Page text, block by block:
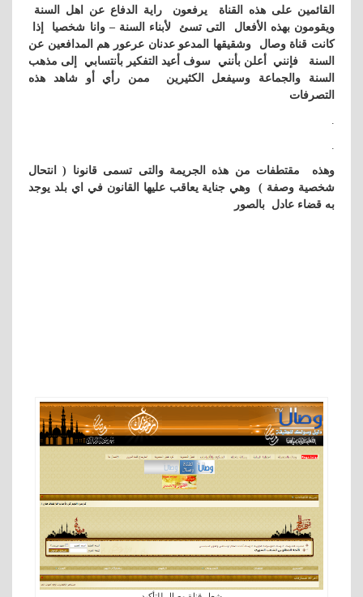
القائمين على هذه القناة يرفعون راية الدفاع عن اهل السنة
ويقومون بهذه الأفعال التى تسئ لأبناء السنة – وانا شخصيا إذا
كانت قناة وصال وشقيقها المدعو عدنان عرعور هم المدافعين عن
السنة فإنني أعلن بأنني سوف أعيد التفكير بأنتسابي إلى مذهب
السنة والجماعة وسيفعل الكثيرين ممن رأي أو شاهد هذه
التصرفات
وهذه مقتطفات من هذه الجريمة والتى تسمى قانونا ( انتحال
شخصية وصفة ) وهي جناية يعاقب عليها القانون في اي بلد يوجد
به قضاء عادل بالصور